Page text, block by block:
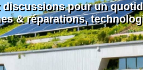
pour un
& réparations,